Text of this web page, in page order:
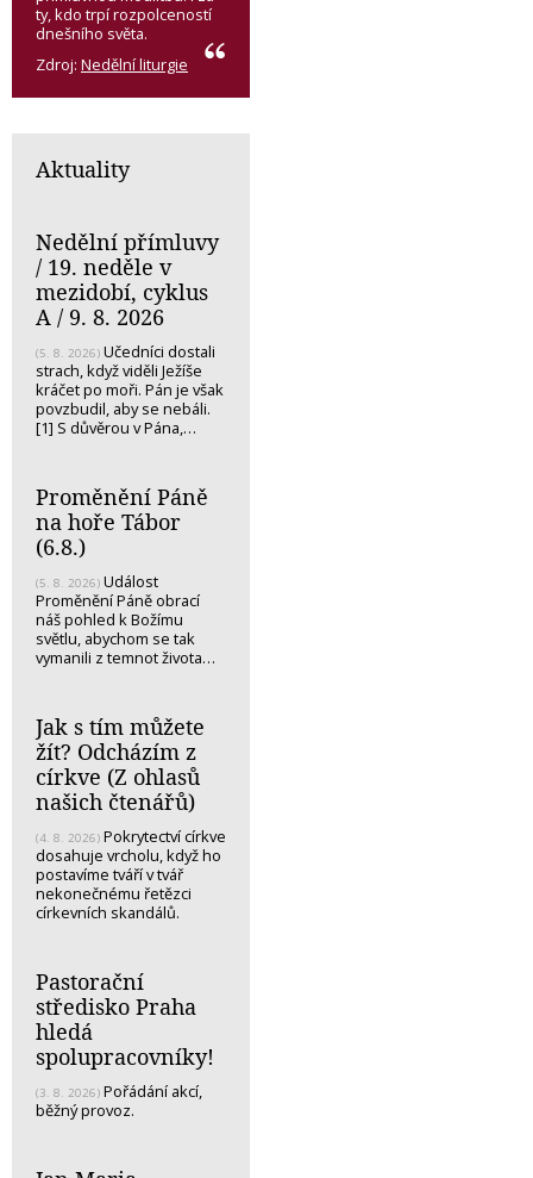
ty, kdo trpí rozpolceností
dnešního světa.
Zdroj: Nedělní liturgie
Aktuality
Nedělní přímluvy
/ 19. neděle v
mezidobí, cyklus
A / 9. 8. 2026
(5. 8. 2026) Učedníci dostali
strach, když viděli Ježíše
kráčet po moři. Pán je však
povzbudil, aby se nebáli.
[1] S důvěrou v Pána,…
Proměnění Páně
na hoře Tábor
(6.8.)
(5. 8. 2026) Událost
Proměnění Páně obrací
náš pohled k Božímu
světlu, abychom se tak
vymanili z temnot života…
Jak s tím můžete
žít? Odcházím z
církve (Z ohlasů
našich čtenářů)
(4. 8. 2026) Pokrytectví církve
dosahuje vrcholu, když ho
postavíme tváří v tvář
nekonečnému řetězci
církevních skandálů.
Pastorační
středisko Praha
hledá
spolupracovníky!
(3. 8. 2026) Pořádání akcí,
běžný provoz.